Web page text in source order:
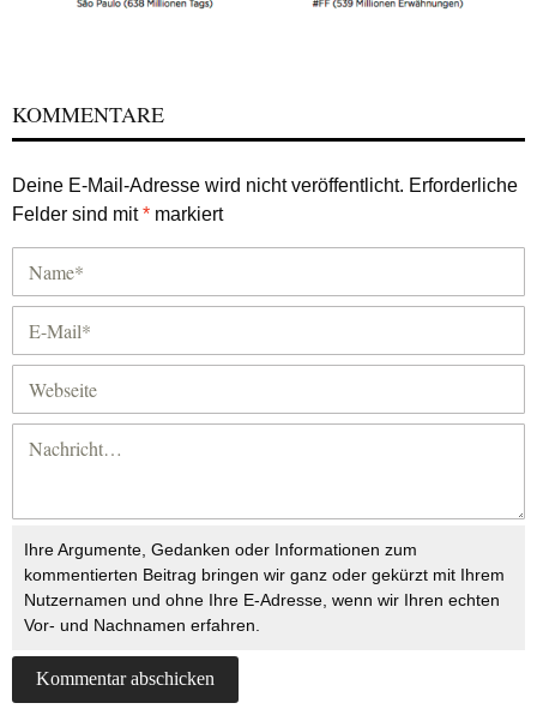
KOMMENTARE
Deine E-Mail-Adresse wird nicht veröffentlicht. Erforderliche
Felder sind mit* markiert
Ihre Argumente, Gedanken oder Informationen zum
kommentierten Beitrag bringen wir ganz oder gekürzt mit Ihrem
Nutzernamen und ohne Ihre E-Adresse, wenn wir Ihren echten
Vor- und Nachnamen erfahren.